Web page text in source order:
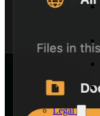
Legal